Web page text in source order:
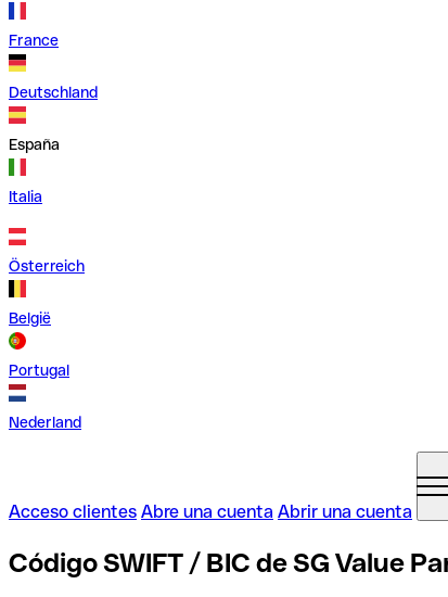
France
Deutschland
España
Italia
Österreich
België
Portugal
Nederland
Acceso clientes Abre una cuenta Abrir una cuenta
Código SWIFT / BIC de SG Value